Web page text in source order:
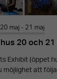
maj - 21 maj
20 och
Exhibit (öppet
möjlighet att